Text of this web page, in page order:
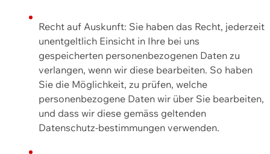
Recht auf Auskunft: Sie haben das Recht, jederzeit
unentgeltlich Einsicht in Ihre bei uns
gespeicherten personenbezogenen Daten zu
verlangen, wenn wir diese bearbeiten. So haben
Sie die Möglichkeit, zu prüfen, welche
personenbezogene Daten wir über Sie bearbeiten,
und dass wir diese gemäss geltenden
Datenschutz-bestimmungen verwenden.